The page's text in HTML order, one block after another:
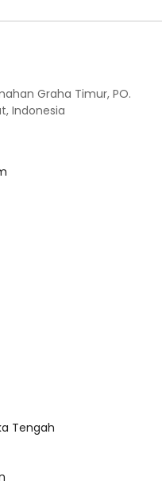
Graha Timur, PO.
Indonesia
Tengah